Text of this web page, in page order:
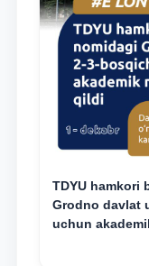
TDYU hamkori
Grodno davlat universiteti
uchun